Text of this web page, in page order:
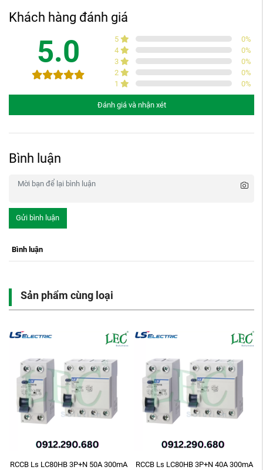
Khách hàng đánh giá
5.0 5 0%
4
0%
3
0%
2
0%
1
0%
Đánh giá và nhận xét
Bình luận
Gửi bình luận
Bình luận
Sản phẩm cùng loại
RCCB Ls LC80HB 3P+N 50A 300mA
RCCB Ls LC80HB 3P+N 40A 300mA